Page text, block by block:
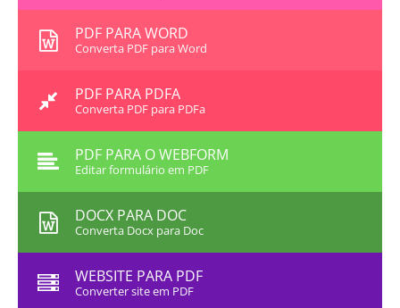
PDF PARA WORD
Converta PDF para Word
PDF PARA PDFA
Converta PDF para PDFa
PDF PARA O WEBFORM
Editar formulário em PDF
DOCX PARA DOC
Converta Docx para Doc
WEBSITE PARA PDF
Converter site em PDF